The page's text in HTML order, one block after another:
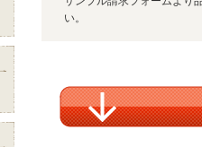
い。